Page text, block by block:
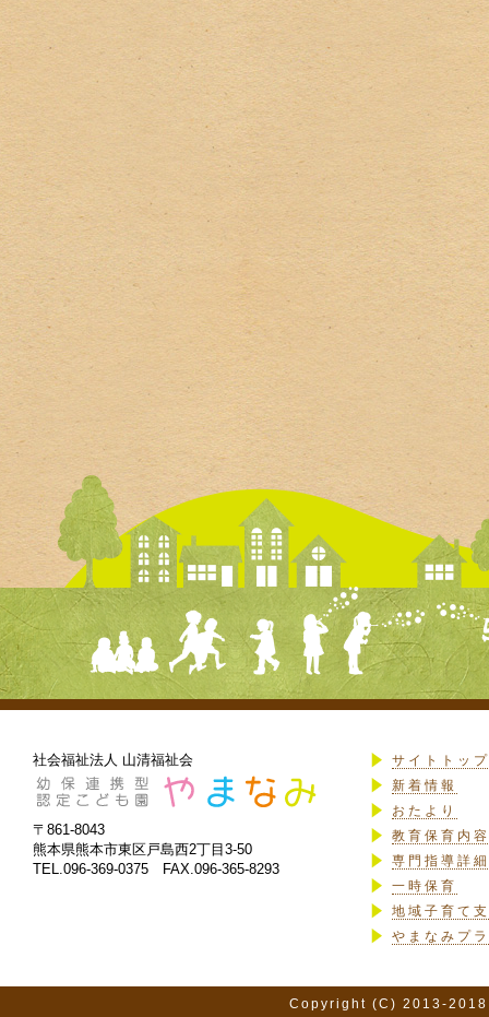
社会福祉法人 山清福祉会
〒861-8043
熊本県熊本市東区戸島西2丁目3-50
TEL.096-369-0375 FAX.096-365-8293
サイトトップ
新着情報
おたより
教育保育内
専門指導詳細
一時保育
地域子育て
やまなみプ
Copyright (C) 2013-